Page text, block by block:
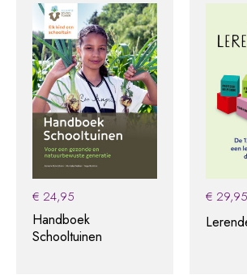
€ 24,95
Handboek
Schooltuinen
€ 29,95